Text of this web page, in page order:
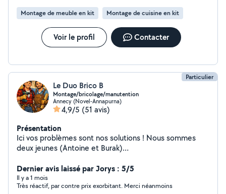
Montage de meuble en kit Montage de cuisine en kit
Voir le profil Contacter
Particulier
Le Duo Brico B
Montage/bricolage/manutention
Annecy (Novel-Annapurna)
4,9/5 (51 avis)
Présentation
Ici vos problèmes sont nos solutions ! Nous sommes
deux jeunes (Antoine et Burak)
de mobilier depuis plusieurs années. Nous nous
attaquons à toute sorte de mobilier en kit ou en
réparation et de toute marque comme IKEA, BUT,
Dernier avis laissé par Jorys : 5/5
Il y a 1 mois
Très réactif, par contre prix exorbitant. Merci néanmoins